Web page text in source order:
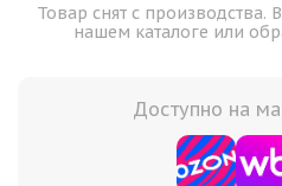
Товар снят с производства.
нашем каталоге или
Доступно на